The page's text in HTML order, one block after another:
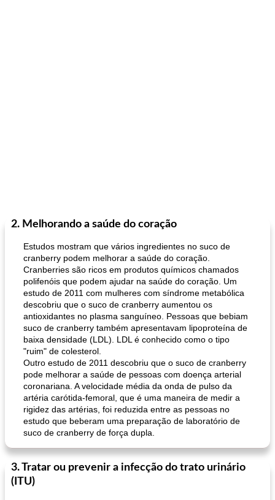
2. Melhorando a saúde do coração
Estudos mostram que vários ingredientes no suco de
cranberry podem melhorar a saúde do coração.
Cranberries são ricos em produtos químicos chamados
polifenóis que podem ajudar na saúde do coração. Um
estudo de 2011 com mulheres com síndrome metabólica
descobriu que o suco de cranberry aumentou os
antioxidantes no plasma sanguíneo. Pessoas que bebiam
suco de cranberry também apresentavam lipoproteína de
baixa densidade (LDL). LDL é conhecido como o tipo
"ruim" de colesterol.
Outro estudo de 2011 descobriu que o suco de cranberry
pode melhorar a saúde de pessoas com doença arterial
coronariana. A velocidade média da onda de pulso da
artéria carótida-femoral, que é uma maneira de medir a
rigidez das artérias, foi reduzida entre as pessoas no
estudo que beberam uma preparação de laboratório de
suco de cranberry de força dupla.
3. Tratar ou prevenir a infecção do trato urinário
(ITU)